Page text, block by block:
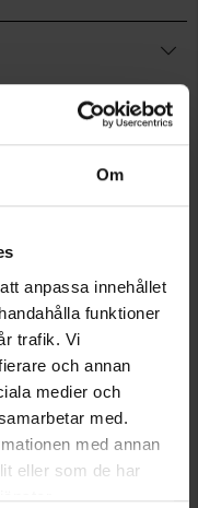
Om
anpassa innehållet
funktioner
trafik. Vi
och annan
medier och
med.
med annan
eller som de har